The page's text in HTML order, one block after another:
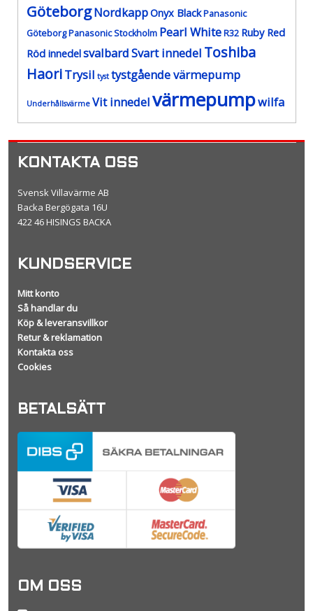
GöteborgNordkappOnyx BlackPanasonic
GöteborgPanasonic Stockholm Pearl WhiteR32 Ruby Red
Röd innedelsvalbardSvart innedel Toshiba
HaoriTrysil tyst tystgående värmepump
Underhållsvärme Vit innedelvärmepumpwilfa
KONTAKTA OSS
Svensk Villavärme AB
Backa Bergögata 16U
422 46 HISINGS BACKA
KUNDSERVICE
Mitt konto
Så handlar du
Köp & leveransvillkor
Retur & reklamation
Kontakta oss
Cookies
BETALSÄTT
OM OSS